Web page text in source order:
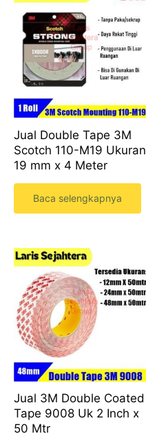
Jual Double Tape 3M
Scotch 110-M19 Ukuran
19 mm x 4 Meter
Baca selengkapnya
Jual 3M Double Coated
Tape 9008 Uk 2 Inch x
50 Mtr